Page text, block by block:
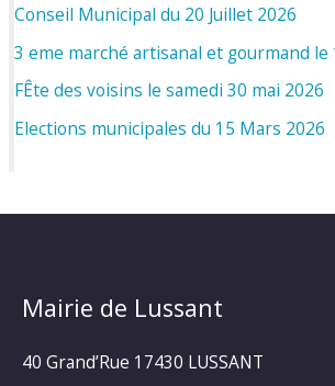
Conseil Municipal du 20 Juillet 2026
3 eme marché artisanal et gourmand le
FÊte des voisins le samedi 30 mai 2026
Elections municipales du 15 Mars 2026
Mairie de Lussant
40 Grand’Rue 17430 LUSSANT